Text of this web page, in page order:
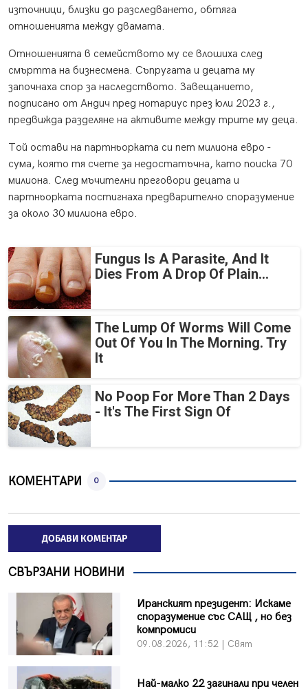
източници, близки до разследването, обтяга
отношенията между двамата.
Отношенията в семейството му се влошиха след
смъртта на бизнесмена. Съпругата и децата му
започнаха спор за наследството. Завещанието,
подписано от Андич пред нотариус през юли 2023 г.,
предвижда разделяне на активите между трите му деца.
Той остави на партньорката си пет милиона евро -
сума, която тя счете за недостатъчна, като поиска 70
милиона. След мъчителни преговори децата и
партньорката постигнаха предварително споразумение
за около 30 милиона евро.
Fungus Is A Parasite, And It
Dies From A Drop Of Plain...
The Lump Of Worms Will Come
Out Of You In The Morning. Try
It
No Poop For More Than 2 Days
- It's The First Sign Of
КОМЕНТАРИ 0
ДОБАВИ КОМЕНТАР
СВЪРЗАНИ НОВИНИ
Иранският президент: Искаме
споразумение със САЩ , но без
компромиси
09.08.2026, 11:52 | Свят
Най-малко 22 загинали при челен